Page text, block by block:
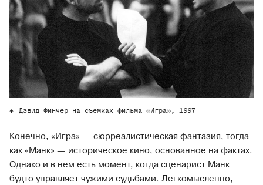
Дэвид Финчер на съемках фильма «Игра», 1997
Конечно, «Игра» — сюрреалистическая фантазия, тогда
как «Манк» — историческое кино, основанное на фактах.
Однако и в нем есть момент, когда сценарист Манк
будто управляет чужими судьбами. Легкомысленно,